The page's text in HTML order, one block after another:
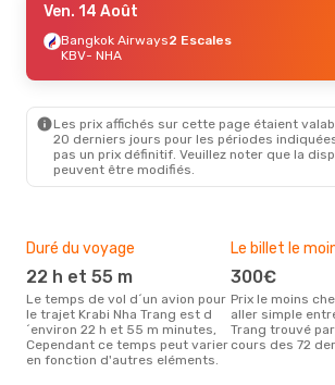
Ven. 14 Août
Bangkok Airways2 Escales
KBV- NHA
Les prix affichés sur cette page étaient
20 derniers jours pour les périodes
pas un prix définitif. Veuillez noter que la
peuvent être modifiés.
Duré du voyage
22 h et 55 m
Le temps de vol d´un avion pour
le trajet Krabi Nha Trang est d
´environ 22 h et 55 m minutes,
Cependant ce temps peut varier
en fonction d'autres eléments.
Le billet le
300€
Prix le moins cher pour un vol
aller simple
Trang trouvé
cours des 72